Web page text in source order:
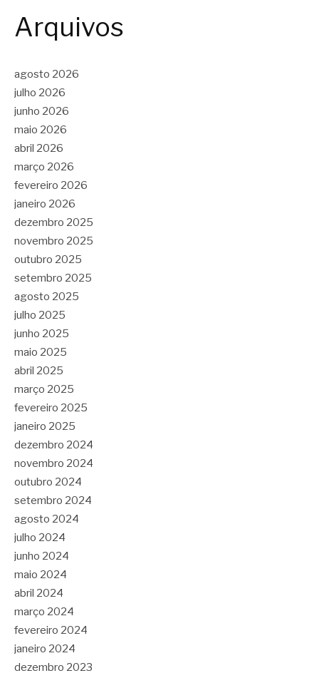
Arquivos
agosto 2026
julho 2026
junho 2026
maio 2026
abril 2026
março 2026
fevereiro 2026
janeiro 2026
dezembro 2025
novembro 2025
outubro 2025
setembro 2025
agosto 2025
julho 2025
junho 2025
maio 2025
abril 2025
março 2025
fevereiro 2025
janeiro 2025
dezembro 2024
novembro 2024
outubro 2024
setembro 2024
agosto 2024
julho 2024
junho 2024
maio 2024
abril 2024
março 2024
fevereiro 2024
janeiro 2024
dezembro 2023